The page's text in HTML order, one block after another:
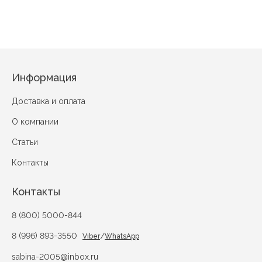
Информация
Доставка и оплата
О компании
Статьи
Контакты
Контакты
8 (800) 5000-844
8 (996) 893-3550 Viber/WhatsApp
sabina-2005@inbox.ru